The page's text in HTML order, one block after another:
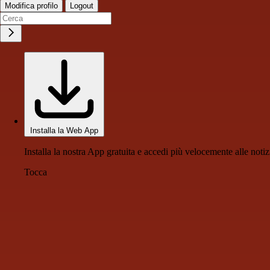
Modifica profilo Logout
Installa la Web App
Installa la nostra App gratuita e accedi più velocemente alle
Tocca